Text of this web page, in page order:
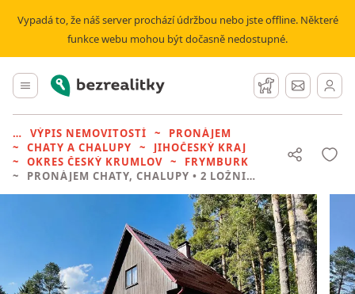
Vypadá to, že náš server prochází údržbou nebo jste offline. Některé
funkce webu mohou být dočasně nedostupné.
Hlavní menu
Bezrealitky Hlídací pes
Zprávy
VÝPIS NEMOVITOSTÍ
PRONÁJEM
CHATY A CHALUPY
JIHOČESKÝ KRAJ
OKRES ČESKÝ KRUMLOV
FRYMBURK
PRONÁJEM CHATY, CHALUPY • 2 LOŽNICE BEZ REALITKY